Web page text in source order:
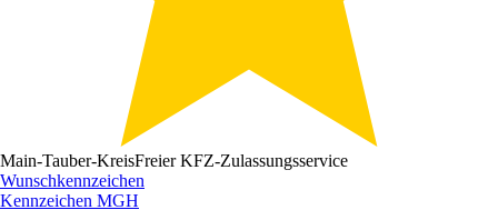
Main-Tauber-KreisFreier KFZ-Zulassungsservice
Wunschkennzeichen
Kennzeichen MGH